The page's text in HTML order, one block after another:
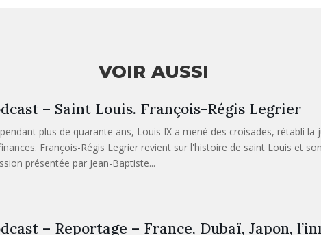
VOIR AUSSI
– Saint Louis. François-Régis Legrier
plus de quarante ans, Louis IX a mené des croisades, rétabli
François-Régis Legrier revient sur l'histoire de saint Louis et
présentée par Jean-Baptiste...
– Reportage – France, Dubaï, Japon,